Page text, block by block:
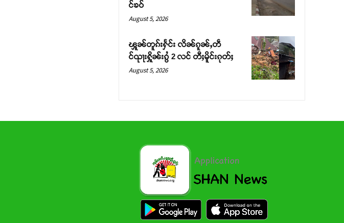
င်ၶဝ်
August 5, 2026
ၾူၼ်တူၵ်းႁႅင်း လိၼ်ၵူၼ်ႇတဵ
င်ၺႃးႁိူၼ်းၵွႆ 2 လင် တီႈမိူင်းၵုတ်ႈ
August 5, 2026